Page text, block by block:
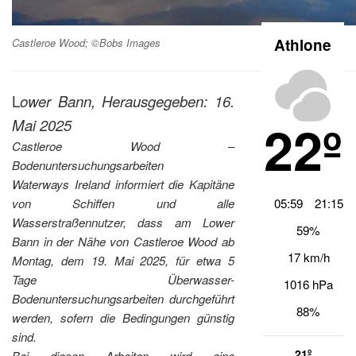
Castleroe Wood; ©Bobs Images
Lower Bann, Herausgegeben: 16.
Mai 2025
Castleroe Wood –
Bodenuntersuchungsarbeiten
Waterways Ireland informiert die Kapitäne
von Schiffen und alle
Wasserstraßennutzer, dass am Lower
Bann in der Nähe von Castleroe Wood ab
Montag, dem 19. Mai 2025, für etwa 5
Tage Überwasser-
Bodenuntersuchungsarbeiten durchgeführt
werden, sofern die Bedingungen günstig
sind.
Athlone
22º
05:59
21:15
59%
17 km/h
1016 hPa
88%